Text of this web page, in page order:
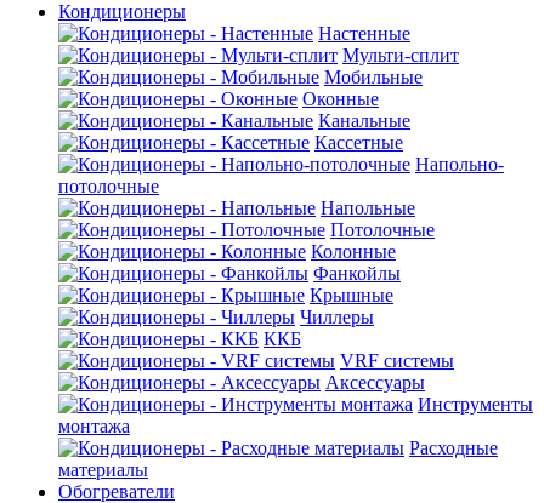
Кондиционеры
Настенные
Мульти-сплит
Мобильные
Оконные
Канальные
Кассетные
Напольно-
потолочные
Напольные
Потолочные
Колонные
Фанкойлы
Крышные
Чиллеры
ККБ
VRF системы
Аксессуары
Инструменты
монтажа
Расходные
материалы
Обогреватели